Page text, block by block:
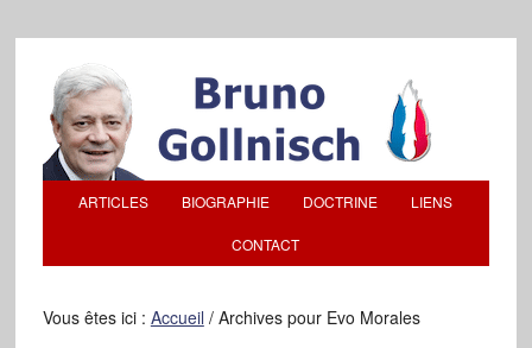
ARTICLES BIOGRAPHIE DOCTRINE LIENS
CONTACT
Vous êtes ici : Accueil /Archives pour Evo Morales